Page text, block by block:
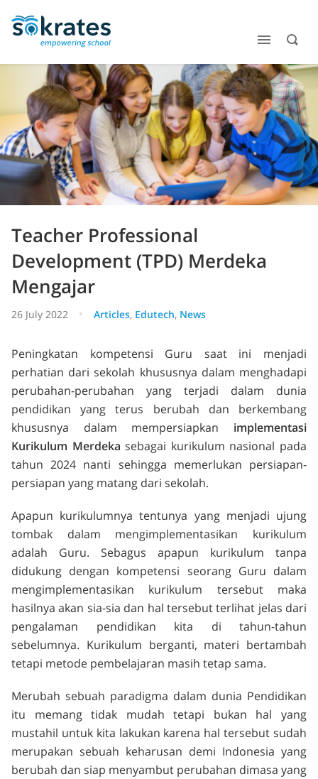
Teacher Professional
Development (TPD) Merdeka
Mengajar
26 July 2022 Articles, Edutech, News
Peningkatan kompetensi Guru saat ini menjadi
perhatian dari sekolah khususnya dalam menghadapi
perubahan-perubahan yang terjadi dalam dunia
pendidikan yang terus berubah dan berkembang
khususnya dalam mempersiapkan implementasi
Kurikulum Merdeka sebagai kurikulum nasional pada
tahun 2024 nanti sehingga memerlukan persiapan-
persiapan yang matang dari sekolah.
Apapun kurikulumnya tentunya yang menjadi ujung
tombak dalam mengimplementasikan kurikulum
adalah Guru. Sebagus apapun kurikulum tanpa
didukung dengan kompetensi seorang Guru dalam
mengimplementasikan kurikulum tersebut maka
hasilnya akan sia-sia dan hal tersebut terlihat jelas dari
pengalaman pendidikan kita di tahun-tahun
sebelumnya. Kurikulum berganti, materi bertambah
tetapi metode pembelajaran masih tetap sama.
Merubah sebuah paradigma dalam dunia Pendidikan
itu memang tidak mudah tetapi bukan hal yang
mustahil untuk kita lakukan karena hal tersebut sudah
merupakan sebuah keharusan demi Indonesia yang
berubah dan siap menyambut perubahan dimasa yang